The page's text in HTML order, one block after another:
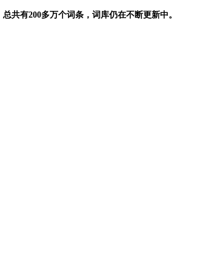
共有200多万个词条，词库仍在不断更新中。